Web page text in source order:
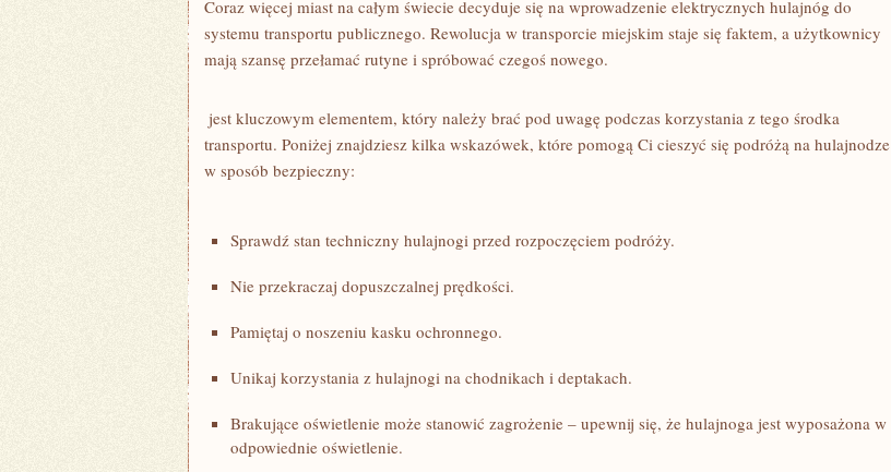
Coraz więcej miast na całym świecie ⁣decyduje się ‍na wprowadzenie elektrycznych ‍hulajnóg do
systemu transportu publicznego. Rewolucja w transporcie miejskim staje się faktem, a użytkownicy
mają szansę przełamać rutyne i spróbować czegoś‍ nowego.
⁣ jest kluczowym elementem, który należy brać pod uwagę podczas korzystania z tego środka
transportu. Poniżej znajdziesz kilka wskazówek, które pomogą Ci cieszyć się⁤ podróżą na hulajnodze
w sposób bezpieczny:
Sprawdź stan techniczny hulajnogi przed rozpoczęciem podróży.
Nie przekraczaj⁢ dopuszczalnej ⁢prędkości.
Pamiętaj o noszeniu kasku ochronnego.
Unikaj korzystania z hulajnogi‍ na chodnikach i deptakach.
Brakujące oświetlenie może stanowić zagrożenie – upewnij się, że ⁣hulajnoga jest wyposażona⁤ w
odpowiednie oświetlenie.